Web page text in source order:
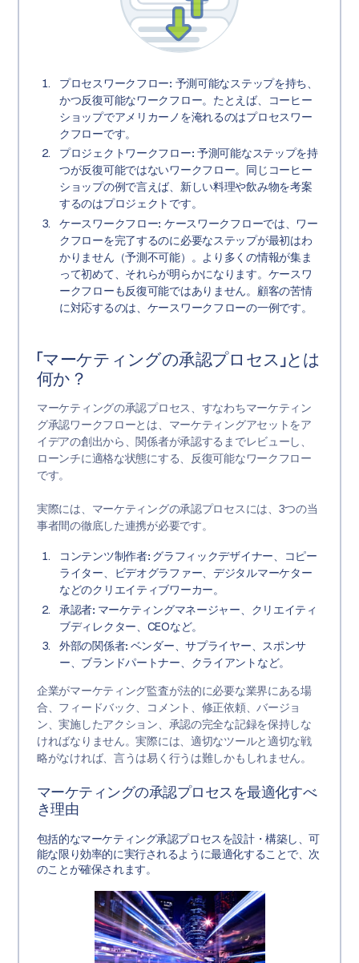
プロセスワークフロー: 予測可能なステップを持ち、
かつ反復可能なワークフロー。たとえば、コーヒー
ショップでアメリカーノを淹れるのはプロセスワー
クフローです。
プロジェクトワークフロー: 予測可能なステップを持
つが反復可能ではないワークフロー。同じコーヒー
ショップの例で言えば、新しい料理や飲み物を考案
するのはプロジェクトです。
ケースワークフロー: ケースワークフローでは、ワー
クフローを完了するのに必要なステップが最初はわ
かりません（予測不可能）。より多くの情報が集ま
って初めて、それらが明らかになります。ケースワ
ークフローも反復可能ではありません。顧客の苦情
に対応するのは、ケースワークフローの一例です。
「マーケティングの承認プロセス」とは
何か？
マーケティングの承認プロセス、すなわちマーケティン
グ承認ワークフローとは、マーケティングアセットをア
イデアの創出から、関係者が承認するまでレビューし、
ローンチに適格な状態にする、反復可能なワークフロー
です。
実際には、マーケティングの承認プロセスには、3つの当
事者間の徹底した連携が必要です。
コンテンツ制作者: グラフィックデザイナー、コピー
ライター、ビデオグラファー、デジタルマーケター
などのクリエイティブワーカー。
承認者: マーケティングマネージャー、クリエイティ
ブディレクター、CEOなど。
外部の関係者: ベンダー、サプライヤー、スポンサ
ー、ブランドパートナー、クライアントなど。
企業がマーケティング監査が法的に必要な業界にある場
合、フィードバック、コメント、修正依頼、バージョ
ン、実施したアクション、承認の完全な記録を保持しな
ければなりません。実際には、適切なツールと適切な戦
略がなければ、言うは易く行うは難しかもしれません。
マーケティングの承認プロセスを最適化すべ
き理由
包括的なマーケティング承認プロセスを設計・構築し、可
能な限り効率的に実行されるように最適化することで、次
のことが確保されます。